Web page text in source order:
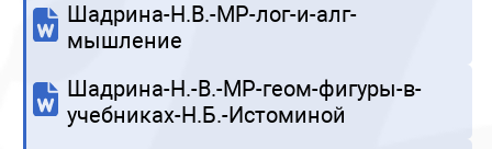
Шадрина-Н.В.-МР-лог-и-алг-
мышление
Шадрина-Н.-В.-МР-геом-фигуры-в-
учебниках-Н.Б.-Истоминой